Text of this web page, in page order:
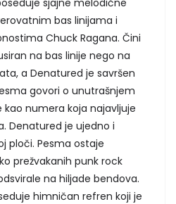
bas linijama i
Chuck Ragana. Čini
na bas linije nego na
a Denatured je savršen
govori o unutrašnjem
numera koja najavljuje
Denatured je ujedno i
ploči. Pesma ostaje
prežvakanih punk rock
na hiljade bendova.
himničan refren koji je